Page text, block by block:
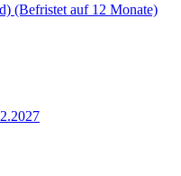
(Befristet auf 12 Monate)